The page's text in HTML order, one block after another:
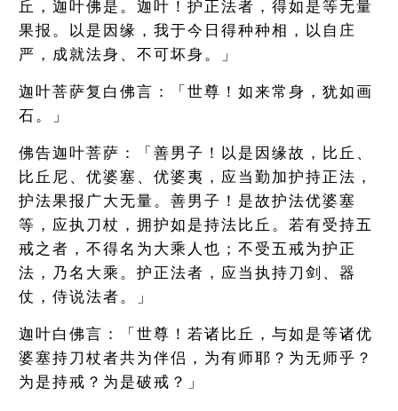
丘，迦叶佛是。迦叶！护正法者，得如是等无量
果报。以是因缘，我于今日得种种相，以自庄
严，成就法身、不可坏身。」
迦叶菩萨复白佛言：「世尊！如来常身，犹如画
石。」
佛告迦叶菩萨：「善男子！以是因缘故，比丘、
比丘尼、优婆塞、优婆夷，应当勤加护持正法，
护法果报广大无量。善男子！是故护法优婆塞
等，应执刀杖，拥护如是持法比丘。若有受持五
戒之者，不得名为大乘人也；不受五戒为护正
法，乃名大乘。护正法者，应当执持刀剑、器
仗，侍说法者。」
迦叶白佛言：「世尊！若诸比丘，与如是等诸优
婆塞持刀杖者共为伴侣，为有师耶？为无师乎？
为是持戒？为是破戒？」